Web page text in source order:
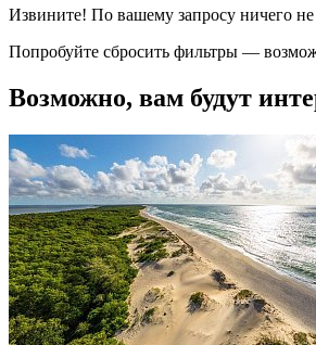
Извините! По вашему запросу ничего
Попробуйте сбросить фильтры —
Возможно, вам будут